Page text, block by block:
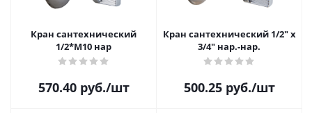
Кран сантехнический
1/2*M10 нар
570.40руб./шт
Кран сантехнический 1/2" х
3/4" нар.-нар.
500.25руб./шт